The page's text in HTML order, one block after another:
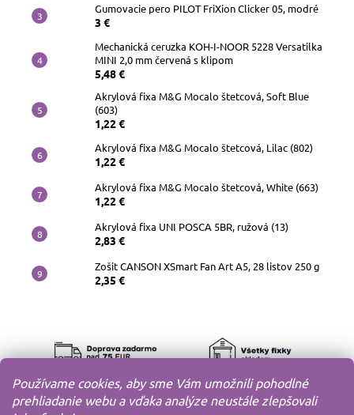
Používame cookies, aby sme Vám umožnili pohodlné
prehliadanie webu a vďaka analýze neustále zlepšovali
Gumovacie pero PILOT FriXion Clicker 05, modré
3 €
Mechanická ceruzka KOH-I-NOOR 5228 Versatilka
MINI 2,0 mm červená s klipom
5,48 €
Akrylová fixa M&G Mocalo štetcová, Soft Blue
(603)
1,22 €
Akrylová fixa M&G Mocalo štetcová, Lilac (802)
1,22 €
Akrylová fixa M&G Mocalo štetcová, White (663)
1,22 €
Akrylová fixa UNI POSCA 5BR, ružová (13)
2,83 €
Zošit CANSON XSmart Fan Art A5, 28 listov 250 g
2,35 €